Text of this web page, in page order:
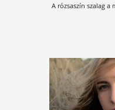
A hajhullás
A váktozókor